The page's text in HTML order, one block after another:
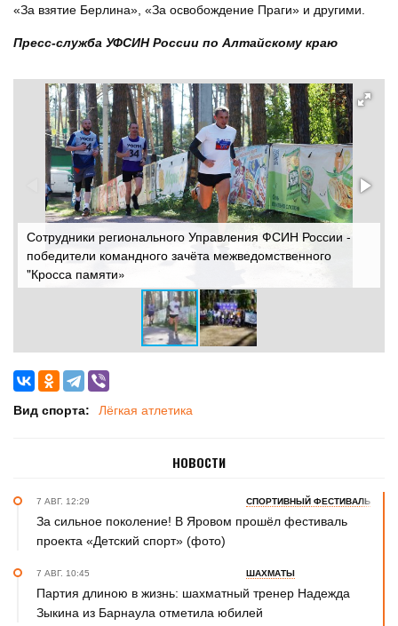
«За взятие Берлина», «За освобождение Праги» и другими.
Пресс-служба УФСИН России по Алтайскому краю
Сотрудники регионального Управления ФСИН России -
победители командного зачёта межведомственного
"Кросса памяти»
Вид спорта: Лёгкая атлетика
НОВОСТИ
7 АВГ. 12:29 СПОРТИВНЫЙ ФЕСТИВАЛЬ
За сильное поколение! В Яровом прошёл фестиваль
проекта «Детский спорт» (фото)
7 АВГ. 10:45 ШАХМАТЫ
Партия длиною в жизнь: шахматный тренер Надежда
Зыкина из Барнаула отметила юбилей